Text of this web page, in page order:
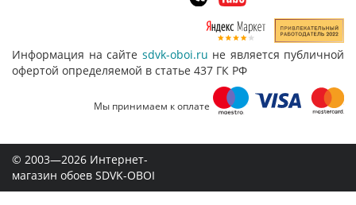
Информация на сайте sdvk-oboi.ru не является публичной
офертой определяемой в статье 437 ГК РФ
Мы принимаем к оплате
© 2003—2026 Интернет-
магазин обоев SDVK-OBOI